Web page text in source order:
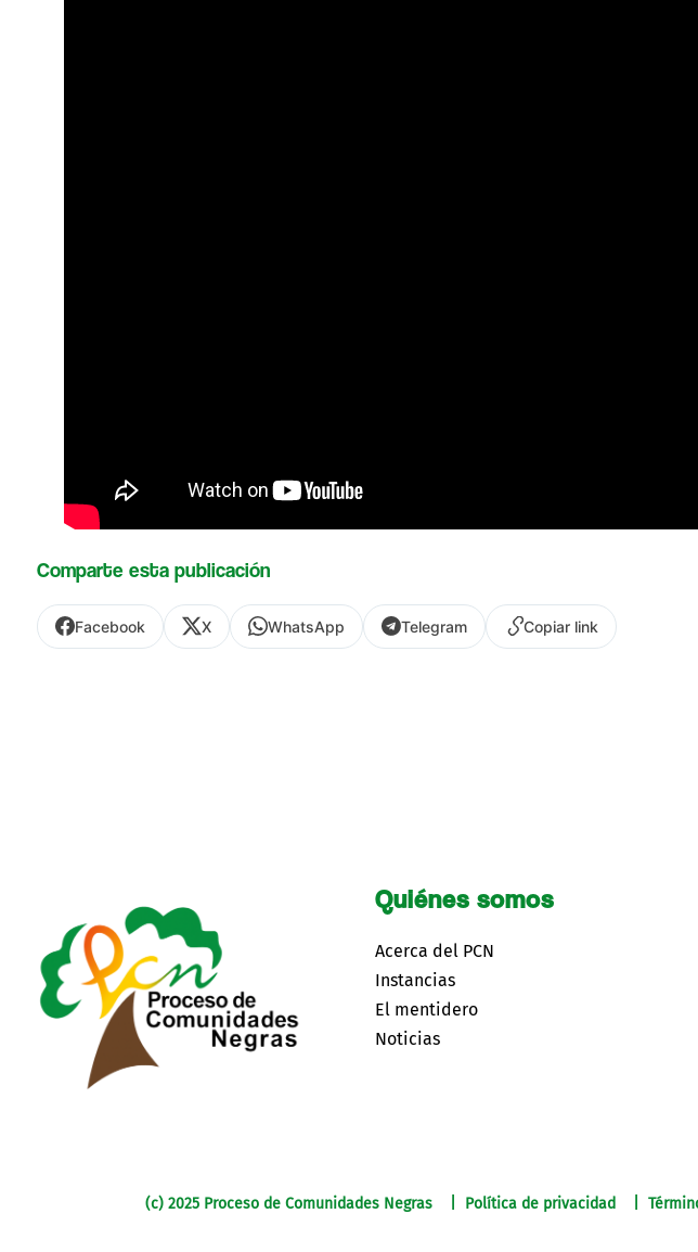
Comparte esta publicación
Facebook X WhatsApp Telegram Copiar link
Quiénes somos
Acerca del PCN
Instancias
El mentidero
Noticias
(c) 2025 Proceso de Comunidades Negras | Política de privacidad |